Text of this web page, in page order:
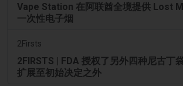
Vape Station 在阿联酋全境提供 Lost
一次性电子烟
2Firsts
2FIRSTS | FDA 授权了另外四种尼古丁
扩展至初始决定之外